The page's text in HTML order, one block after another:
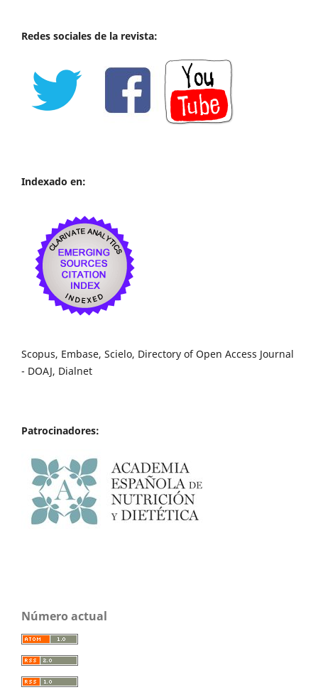
Redes sociales de la revista:
Indexado en:
Scopus, Embase, Scielo, Directory of Open Access Journal
- DOAJ, Dialnet
Patrocinadores:
Número actual